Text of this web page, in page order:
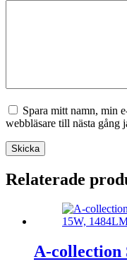
Spara mitt namn, min
webbläsare till nästa gång
Skicka
Relaterade
A-collection